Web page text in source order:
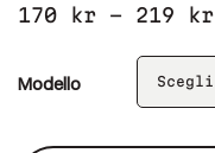
170 kr – 219 kr
Modello